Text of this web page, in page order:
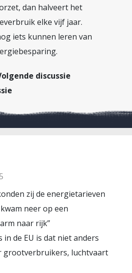
dan halveert het
elke vijf jaar.
iets kunnen leren van
discussie
zij de energietarieven
neer op een
naar rijk”
in de EU is dat niet anders
grootverbruikers, luchtvaart